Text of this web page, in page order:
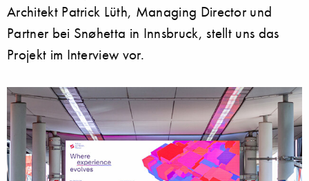
Architekt Patrick Lüth, Managing Director und
Partner bei Snøhetta in Innsbruck, stellt uns das
Projekt im Interview vor.